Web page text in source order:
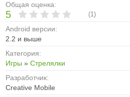
Общая оценка:
5 (1)
Android версии:
2.2 и выше
Категория:
Игры » Стрелялки
Разработчик:
Creative Mobile